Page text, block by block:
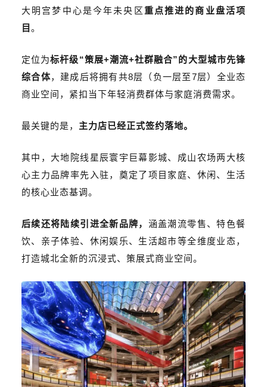
大明宫梦中心是今年未央区重点推进的商业盘活项
目 。
定位为标杆级“策展+潮流+社群融合”的大型城市先锋
综合体，建成后将拥有共8层（ 负一层至7层） 全业态
商业空间， 紧扣当下年轻消费群体与家庭消费需求。
最关键的是， 主力店已经正式签约落地。
其中，大地院线星辰寰宇巨幕影城、成山农场两大核
心主力品牌率先入驻，奠定了项目家庭、休闲、生活
的核心业态基调。
后续还将陆续引进全新品牌， 涵盖潮流零售、特色餐
饮、亲子体验、休闲娱乐、生活超市等全维度业态，
打造城北全新的沉浸式、策展式商业空间。